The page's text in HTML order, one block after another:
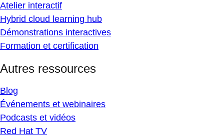
Atelier interactif
Hybrid cloud learning hub
Démonstrations interactives
Formation et certification
Autres ressources
Blog
Événements et webinaires
Podcasts et vidéos
Red Hat TV